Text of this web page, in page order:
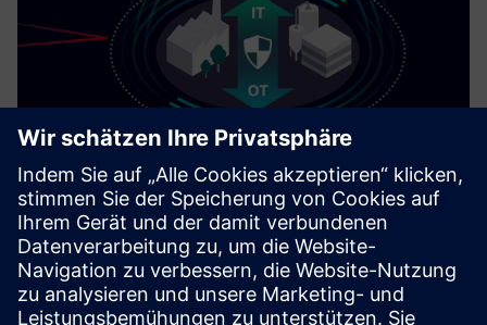
Cybersecurity für die Industrie
Informationen zur
Security